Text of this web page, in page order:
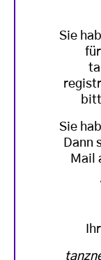
Sie
Sie
Dann
Mail